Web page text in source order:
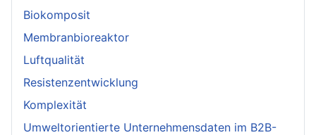
Biokomposit
Membranbioreaktor
Luftqualität
Resistenzentwicklung
Komplexität
Umweltorientierte Unternehmensdaten im B2B-